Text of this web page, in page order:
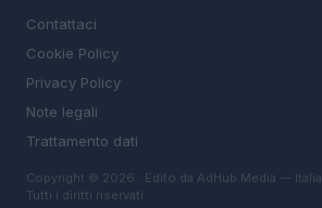
Contattaci
Cookie Policy
Privacy Policy
Note legali
Trattamento dati
Copyright © 2026 · Edito da AdHub Media — Italia
Tutti i diritti riservati